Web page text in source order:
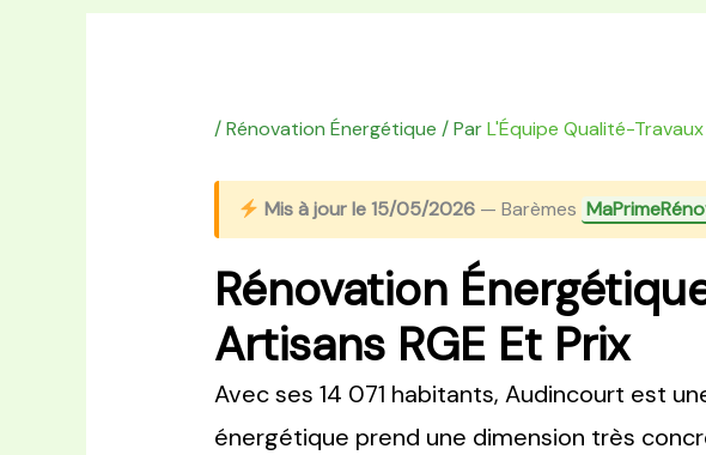
/Rénovation Énergétique / ParL'Équipe Qualité-Travaux
Mis à jour le 15/05/2026— Barèmes
Rénovation
Artisans RGE Et Prix
Avec ses 14 071 habitants, Audincourt est
énergétique prend une dimension très